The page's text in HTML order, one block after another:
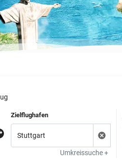
Zielflughafen
Umkreissuche +